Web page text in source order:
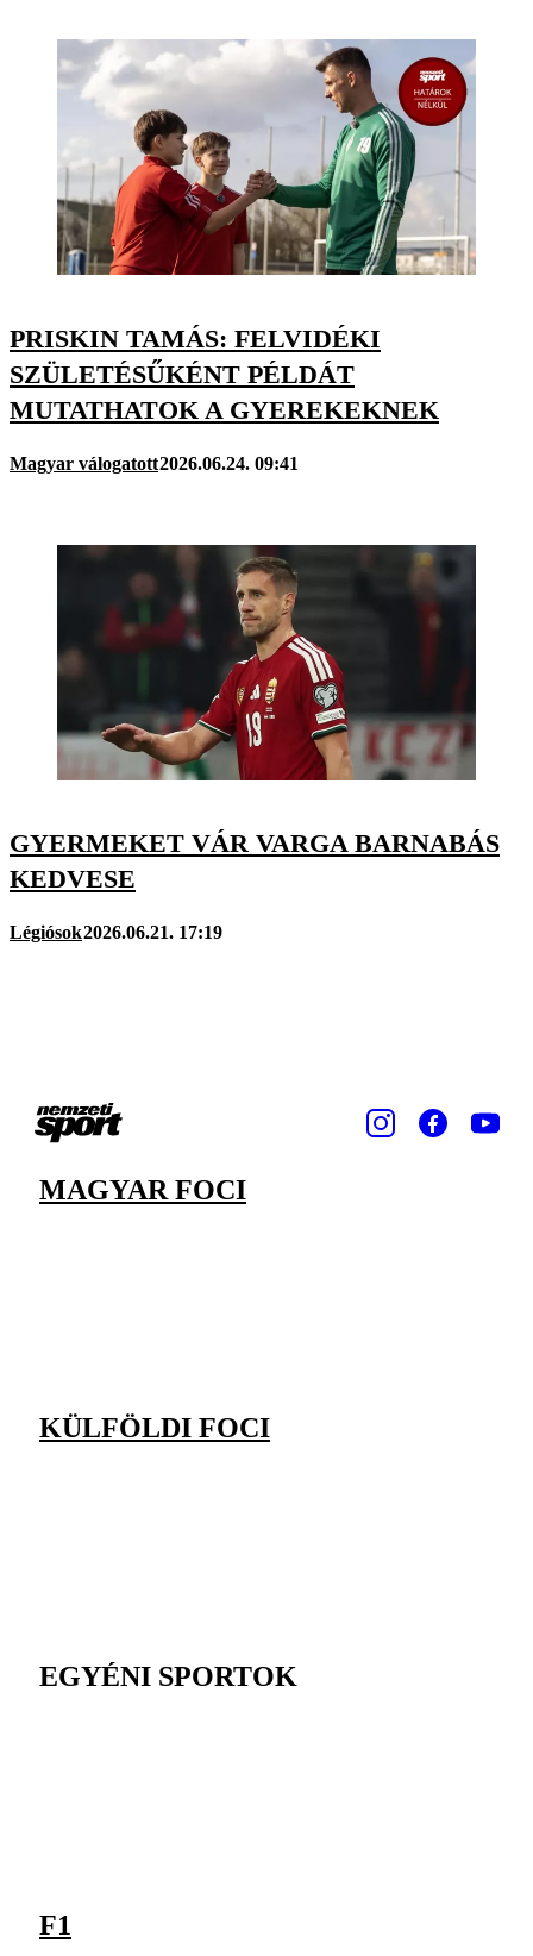
PRISKIN TAMÁS: FELVIDÉKI
SZÜLETÉSŰKÉNT PÉLDÁT
MUTATHATOK A GYEREKEKNEK
Magyar válogatott2026.06.24. 09:41
GYERMEKET VÁR VARGA BARNABÁS
KEDVESE
Légiósok2026.06.21. 17:19
MAGYAR FOCI
KÜLFÖLDI FOCI
EGYÉNI SPORTOK
F1